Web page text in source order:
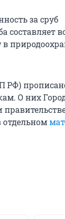
за сруб
РФ)
О них
отдельном